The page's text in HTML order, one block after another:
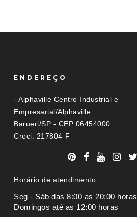
ENDEREÇO
- Alphaville Centro Industrial e
Empresarial/Alphaville.
Barueri/SP - CEP 06454000
Creci: 217804-F
Horário de atendimento
Seg - Sáb das 8:00 as 20:00 horas
Domingos até as 12:00 horas